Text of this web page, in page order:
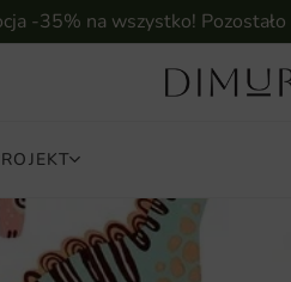
-35% na wszystko! Pozostało